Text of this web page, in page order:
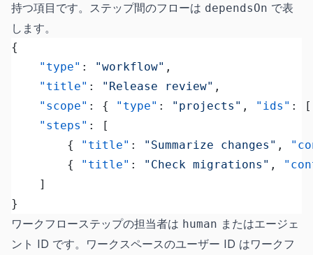
持つ項目です。ステップ間のフローは dependsOn で表
します。
{
	"type"
: "workflow" ,
	"title"
: "Release review" ,
	"scope"
: { "type" : "projects" , "ids" : [
	"steps"
: [
		{
"title" : "Summarize changes" ,
		{
"title" : "Check migrations" ,
	]
}
ワークフローステップの担当者は human またはエージェ
ント ID です。ワークスペースのユーザー ID はワークフ